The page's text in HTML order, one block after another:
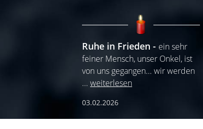
Ruhe in Frieden
ein sehr
feiner Mensch, unser Onkel, ist
von uns gegangen... wir werden
... weiterlesen
03.02.2026